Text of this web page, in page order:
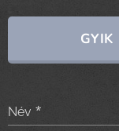
GYIK
Név